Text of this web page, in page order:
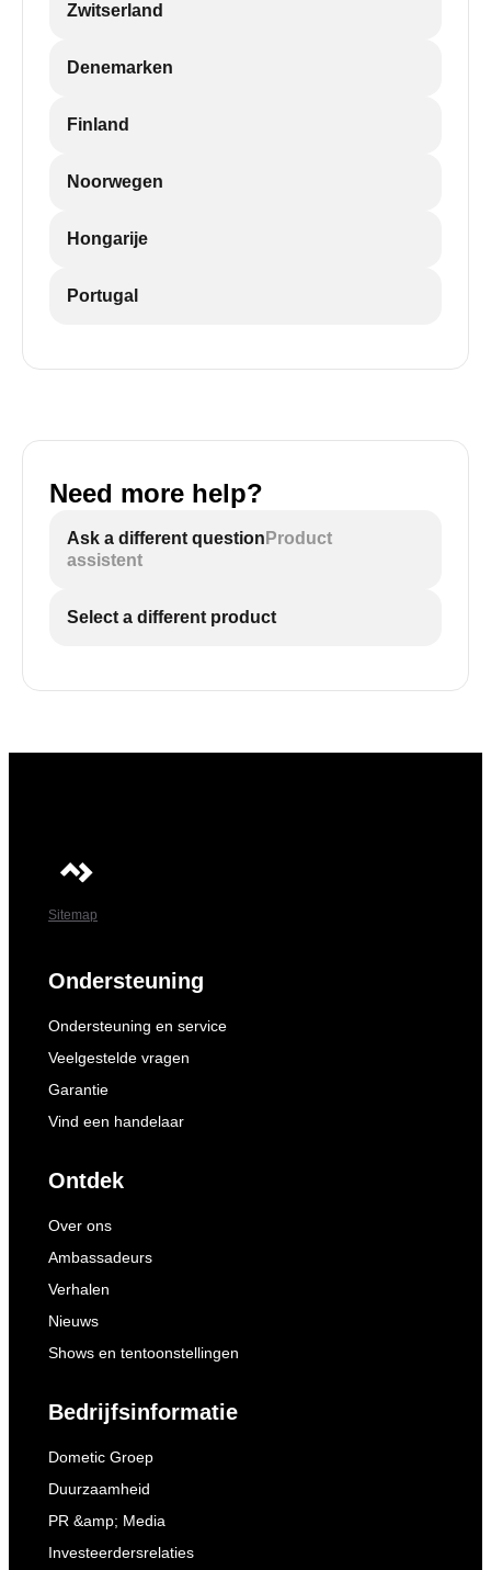
Zwitserland
Denemarken
Finland
Noorwegen
Hongarije
Portugal
Need more help?
Ask a different question Product
assistent
Select a different product
Sitemap
Ondersteuning
Ondersteuning en service
Veelgestelde vragen
Garantie
Vind een handelaar
Ontdek
Over ons
Ambassadeurs
Verhalen
Nieuws
Shows en tentoonstellingen
Bedrijfsinformatie
Dometic Groep
Duurzaamheid
PR &amp; Media
Investeerdersrelaties